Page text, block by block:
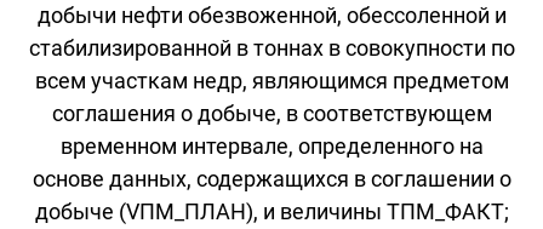
добычи нефти обезвоженной, обессоленной и
стабилизированной в тоннах в совокупности по
всем участкам недр, являющимся предметом
соглашения о добыче, в соответствующем
временном интервале, определенного на
основе данных, содержащихся в соглашении о
добыче (VПМ_ПЛАН), и величины TПМ_ФАКТ;